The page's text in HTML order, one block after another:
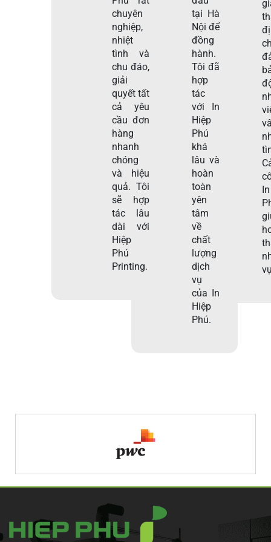
chuyên
nghiệp,
nhiệt
tình và
chu đáo,
giải
quyết tất
cả yêu
cầu đơn
hàng
nhanh
chóng
và hiệu
quả. Tôi
sẽ hợp
tác lâu
dài với
Hiệp
Phú
Printing.
tại Hà
Nội để
đồng
hành.
Tôi đã
hợp
tác
với In
Hiệp
Phú
khá
lâu và
hoàn
toàn
yên
tâm
về
chất
lượng
dịch
vụ
của In
Hiệp
Phú.